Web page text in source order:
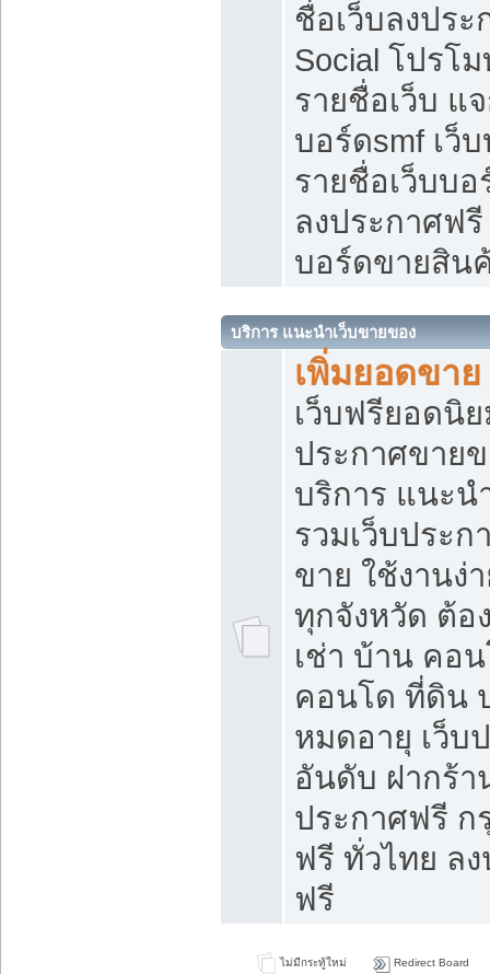
ชื่อเว็บลงปร
Social โปรโ
รายชื่อเว็บ แ
บอร์ดsmf เว็
รายชื่อเว็บบ
ลงประกาศฟรี
บอร์ดขายสิน
บริการ แนะนำเว็บขายของ
เพิ่มยอดขา
เว็บฟรียอดนิ
ประกาศขาย
บริการ แนะน
รวมเว็บประก
ขาย ใช้งานง่
ทุกจังหวัด ต้อ
เช่า บ้าน คอ
คอนโด ที่ดิน
หมดอายุ เว็บ
อันดับ ฝากร้า
ประกาศฟรี ก
ฟรี ทั่วไทย ล
ฟรี
ไม่มีกระทู้ใหม่ Redirect Board